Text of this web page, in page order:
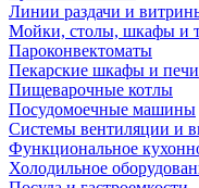
Линии раздачи и
Мойки, столы, шкафы и
Пароконвектоматы
Пекарские шкафы и печи
Пищеварочные котлы
Посудомоечные машины
Системы вентиляции и
Функциональное
Холодильное